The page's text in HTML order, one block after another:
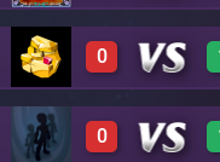
0 A12
0
0 A12
0